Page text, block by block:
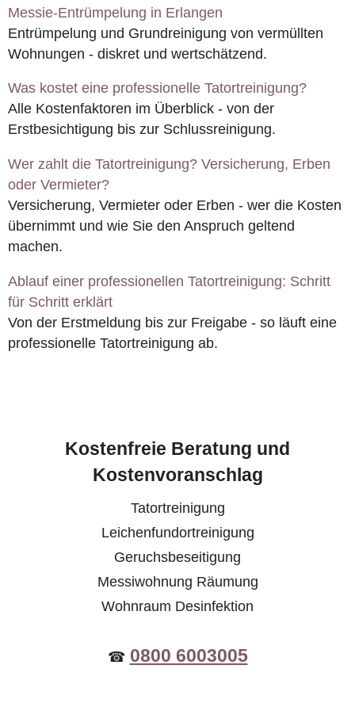
Messie-Entrümpelung in Erlangen
Entrümpelung und Grundreinigung von vermüllten
Wohnungen - diskret und wertschätzend.
Was kostet eine professionelle Tatortreinigung?
Alle Kostenfaktoren im Überblick - von der
Erstbesichtigung bis zur Schlussreinigung.
Wer zahlt die Tatortreinigung? Versicherung, Erben
oder Vermieter?
Versicherung, Vermieter oder Erben - wer die Kosten
übernimmt und wie Sie den Anspruch geltend
machen.
Ablauf einer professionellen Tatortreinigung: Schritt
für Schritt erklärt
Von der Erstmeldung bis zur Freigabe - so läuft eine
professionelle Tatortreinigung ab.
Kostenfreie Beratung und
Kostenvoranschlag
Tatortreinigung
Leichenfundortreinigung
Geruchsbeseitigung
Messiwohnung Räumung
Wohnraum Desinfektion
☎ 0800 6003005